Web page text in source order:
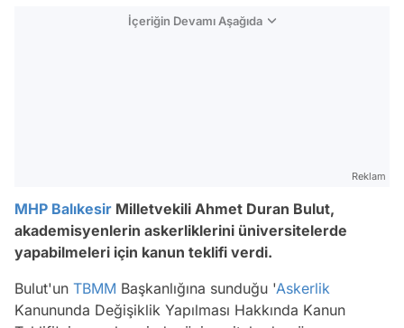
İçeriğin Devamı Aşağıda
Reklam
MHP Balıkesir Milletvekili Ahmet Duran Bulut,
akademisyenlerin askerliklerini üniversitelerde
yapabilmeleri için kanun teklifi verdi.
Bulut'un TBMM Başkanlığına sunduğu 'Askerlik
Kanununda Değişiklik Yapılması Hakkında Kanun